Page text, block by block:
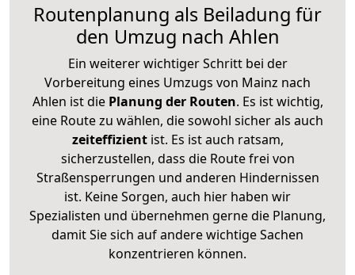
Routenplanung als Beiladung für
den Umzug nach Ahlen
Ein weiterer wichtiger Schritt bei der
Vorbereitung eines Umzugs von Mainz nach
Ahlen ist diePlanung der Routen. Es ist wichtig,
eine Route zu wählen, die sowohl sicher als auch
zeiteffizientist. Es ist auch ratsam,
sicherzustellen, dass die Route frei von
Straßensperrungen und anderen Hindernissen
ist. Keine Sorgen, auch hier haben wir
Spezialisten und übernehmen gerne die Planung,
damit Sie sich auf andere wichtige Sachen
konzentrieren können.